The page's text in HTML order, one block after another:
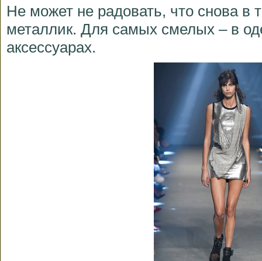
Не может не радовать, что снова в
металлик. Для самых смелых – в
аксессуарах.